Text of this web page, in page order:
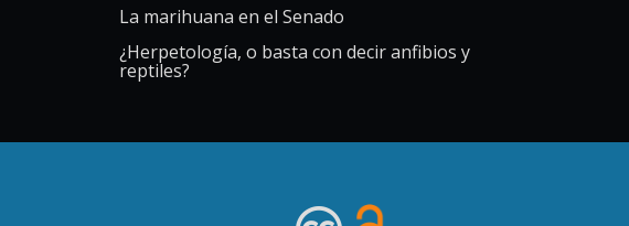
La marihuana en el Senado
¿Herpetología, o basta con decir anfibios y
reptiles?